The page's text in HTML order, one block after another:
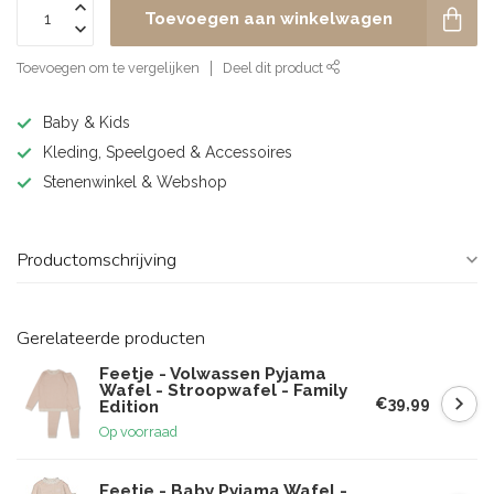
Toevoegen aan winkelwagen
Toevoegen om te vergelijken Deel dit product
Baby & Kids
Kleding, Speelgoed & Accessoires
Stenenwinkel & Webshop
Productomschrijving
Gerelateerde producten
Feetje - Volwassen Pyjama
Wafel - Stroopwafel - Family
Edition
Op voorraad
€39,99